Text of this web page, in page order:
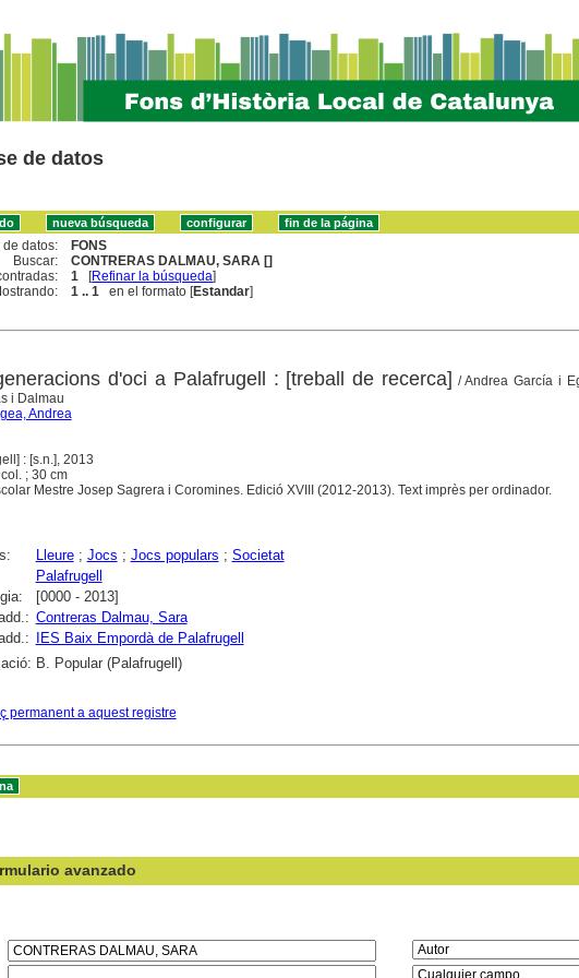
de datos
de datos:
FONS
Buscar:
CONTRERAS DALMAU, SARA []
1 [Refinar la búsqueda]
1 .. 1 en el formato [Estandar]
d'oci a Palafrugell : [treball de recerca] / Andrea García i
i Dalmau
Andrea
: [s.n.], 2013
; 30 cm
Mestre Josep Sagrera i Coromines. Edició XVIII (2012-2013). Text imprès per ordinador.
Lleure; Jocs ; Jocs populars ; Societat
Palafrugell
[0000 - 2013]
Contreras Dalmau, Sara
IES Baix Empordà de Palafrugell
B. Popular (Palafrugell)
permanent a aquest registre
avanzado